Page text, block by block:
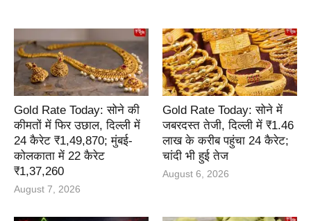
Gold Rate Today: सोने की
कीमतों में फिर उछाल, दिल्ली में
24 कैरेट ₹1,49,870; मुंबई-
कोलकाता में 22 कैरेट
₹1,37,260
August 7, 2026
Gold Rate Today: सोने में
जबरदस्त तेजी, दिल्ली में ₹1.46
लाख के करीब पहुंचा 24 कैरेट;
चांदी भी हुई तेज
August 6, 2026